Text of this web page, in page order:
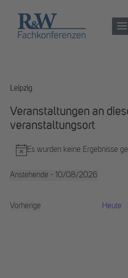
Leipzig
Veranstaltungen an
veranstaltungsort
Hinweis
Es wurden keine Ergebnisse
Anstehende - 10/08/2026
Vorherige
Heute